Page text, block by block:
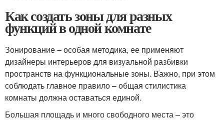
Как создать зоны для разных
функций в одной комнате
Зонирование – особая методика, ее применяют
дизайнеры интерьеров для визуальной разбивки
пространств на функциональные зоны. Важно, при этом
соблюдать главное правило – общая стилистика
комнаты должна оставаться единой.
Большая площадь и много свободного места – это